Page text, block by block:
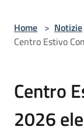
Home > Notizie
Centro Estivo
Centro
2026